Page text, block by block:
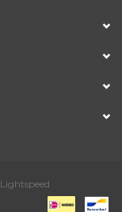
Lightspeed